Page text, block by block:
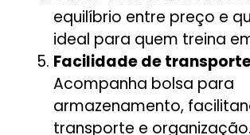
equilíbrio entre preço e
ideal para quem treina
Facilidade de
Acompanha bolsa para
armazenamento,
transporte e organização.